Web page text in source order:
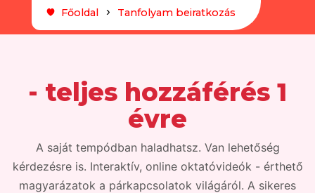
Főoldal Tanfolyam beiratkozás
- teljes hozzáférés 1
évre
A saját tempódban haladhatsz. Van lehetőség
kérdezésre is. Interaktív, online oktatóvideók - érthető
magyarázatok a párkapcsolatok világáról. A sikeres